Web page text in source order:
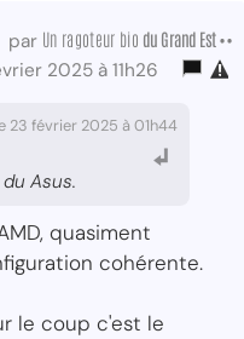
par Un ragoteur bio du Grand Est ••
2025 à 11h26
23 février 2025 à 01h44
Asus.
quasiment
cohérente.
le coup c'est le